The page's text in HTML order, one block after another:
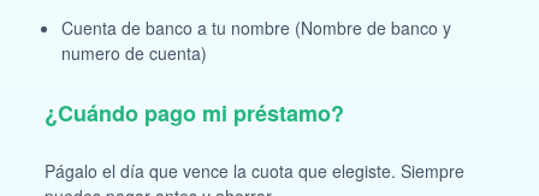
Cuenta de banco a tu nombre (Nombre de banco y
numero de cuenta)
¿Cuándo pago mi préstamo?
Págalo el día que vence la cuota que elegiste. Siempre